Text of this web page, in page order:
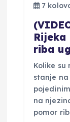
7
riba
Kolike su
stanje
na
pomor